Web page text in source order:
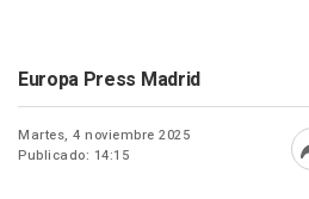
Europa Press Madrid
Martes, 4 noviembre 2025
Publicado: 14:15